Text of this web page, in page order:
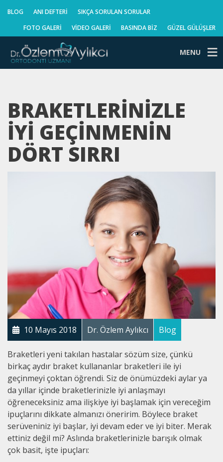
BLOG ANI DEFTERI
SIKÇA SORULAN SORULAR
FOTO GALERI
VIDEO GALERI BASINDA BIZ GÜZEL GÜLÜŞLER
MENU
BRAKETLERINIZLE
İYI GEÇINMENIN
DÖRT SIRRI
10 Mayıs 2018 Dr. Özlem Aylıkcı Blog
Braketleri yeni takılan hastalar sözüm size, çünkü
birkaç aydır braket kullananlar braketleri ile iyi
geçinmeyi çoktan öğrendi. Siz de önümüzdeki aylar ya
da yıllar içinde braketlerinizle iyi anlaşmayı
öğreneceksiniz ama ilişkiye iyi başlamak için vereceğim
ipuçlarını dikkate almanızı öneririm. Böylece braket
serüveniniz iyi başlar, iyi devam eder ve iyi biter. Merak
ettiniz değil mi? Aslında braketlerinizle barışık olmak
çok basit, işte ipuçları: